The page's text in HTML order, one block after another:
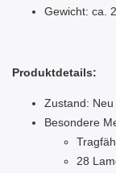
Gewicht: ca.
Produktdetails:
Zustand:
Besondere
28